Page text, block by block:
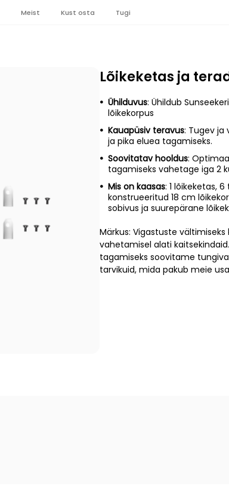
Meist Kust osta Tugi
Lõikeketas ja
Ühilduvus: Ühildub
lõikekorpus
Kauapüsiv teravus: Tugev ja
ja pika eluea tagamiseks.
Soovitatav hooldus:
tagamiseks vahetage iga 2
Mis on kaasas: 1 lõikeketas,
konstrueeritud 18 cm
sobivus ja suurepärane
Märkus: Vigastuste
vahetamisel alati
tagamiseks soovitame
tarvikuid, mida pakub meie